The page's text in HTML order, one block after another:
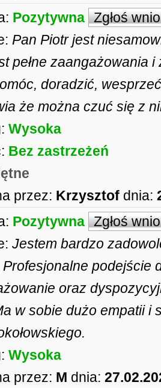
Pozytywna Zgłoś
Pan Piotr jest
pełne zaangażowania
doradzić,
że można czuć się z
Wysoka
Bez zastrzeżeń
przez: Krzysztof dnia:
Pozytywna Zgłoś
Jestem bardzo
podejście
oraz
w sobie dużo empatii i
Wysoka
przez: M dnia: